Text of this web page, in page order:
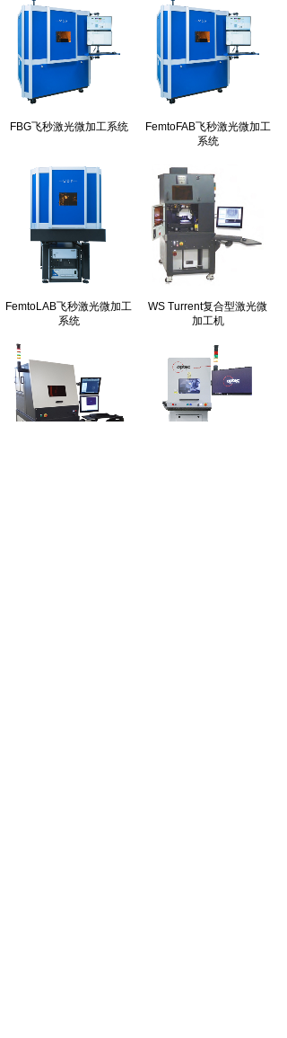
FBG飞秒激光微加工系统
FemtoFAB飞秒激光微加工
系统
FemtoLAB飞秒激光微加工
系统
WS Turrent复合型激光微
加工机